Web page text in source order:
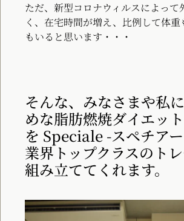
ただ、 新型コロナウィルスによって
く、在宅時間が増え、比例して体重
もいると思います・・・
そんな、みなさまや私
めな脂肪燃焼ダイエッ
を Speciale -スペチア
業界トップクラスのト
組み立ててくれます。